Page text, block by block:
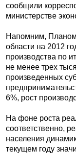
сообщили
министерстве
Напомним, Планом
области на 2012
производства по
не менее трех
произведенных
6%, рост
На фоне роста
соответственно,
населения
текущем году